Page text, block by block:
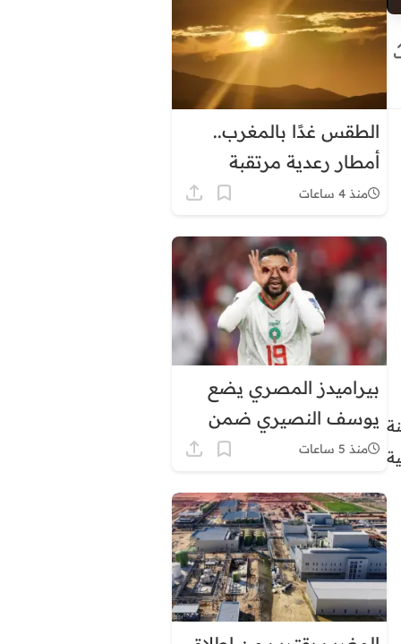
الطقس غدًا بالمغرب..
أمطار رعدية مرتقبة
وحرارة تصل إلى 45 درجة
منذ 4 ساعات
بيراميدز المصري يضع
يوسف النصيري ضمن
أولوياته الهجومية
منذ 5 ساعات